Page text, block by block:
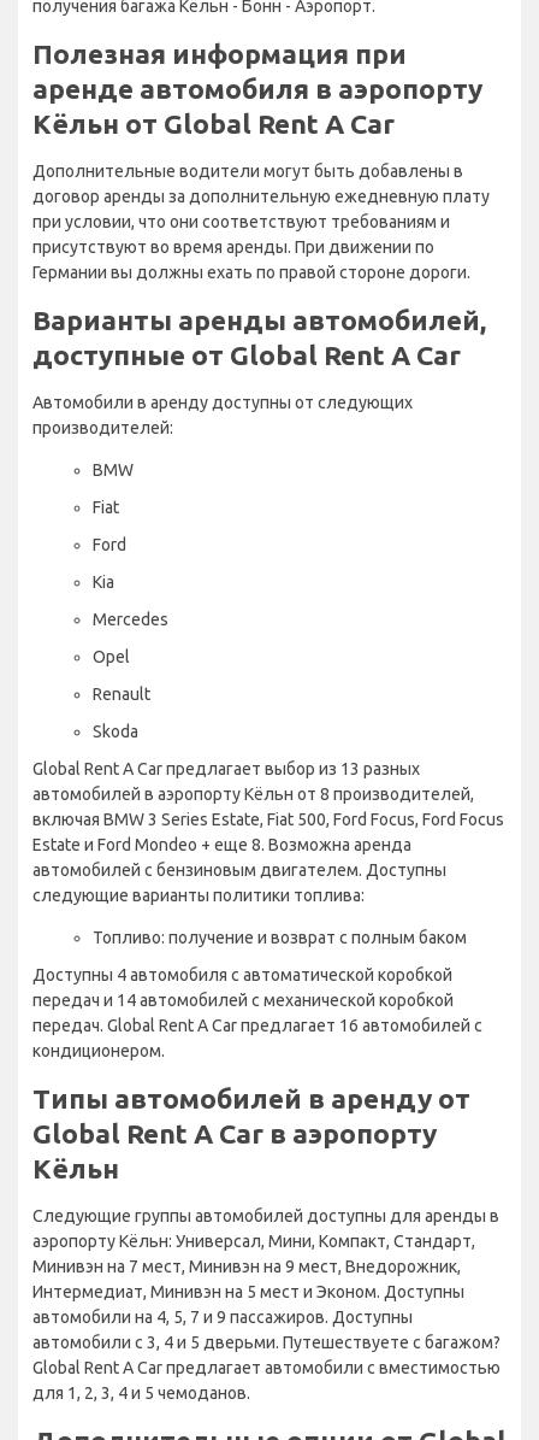
получения багажа Кёльн - Бонн - Аэропорт.
Полезная информация при
аренде автомобиля в аэропорту
Кёльн от Global Rent A Car
Дополнительные водители могут быть добавлены в
договор аренды за дополнительную ежедневную плату
при условии, что они соответствуют требованиям и
присутствуют во время аренды. При движении по
Германии вы должны ехать по правой стороне дороги.
Варианты аренды автомобилей,
доступные от Global Rent A Car
Автомобили в аренду доступны от следующих
производителей:
BMW
Fiat
Ford
Kia
Mercedes
Opel
Renault
Skoda
Global Rent A Car предлагает выбор из 13 разных
автомобилей в аэропорту Кёльн от 8 производителей,
включая BMW 3 Series Estate, Fiat 500, Ford Focus, Ford Focus
Estate и Ford Mondeo + еще 8. Возможна аренда
автомобилей с бензиновым двигателем. Доступны
следующие варианты политики топлива:
Топливо: получение и возврат с полным баком
Доступны 4 автомобиля с автоматической коробкой
передач и 14 автомобилей с механической коробкой
передач. Global Rent A Car предлагает 16 автомобилей с
кондиционером.
Типы автомобилей в аренду от
Global Rent A Car в аэропорту
Кёльн
Следующие группы автомобилей доступны для аренды в
аэропорту Кёльн: Универсал, Мини, Компакт, Стандарт,
Минивэн на 7 мест, Минивэн на 9 мест, Внедорожник,
Интермедиат, Минивэн на 5 мест и Эконом. Доступны
автомобили на 4, 5, 7 и 9 пассажиров. Доступны
автомобили с 3, 4 и 5 дверьми. Путешествуете с багажом?
Global Rent A Car предлагает автомобили с вместимостью
для 1, 2, 3, 4 и 5 чемоданов.